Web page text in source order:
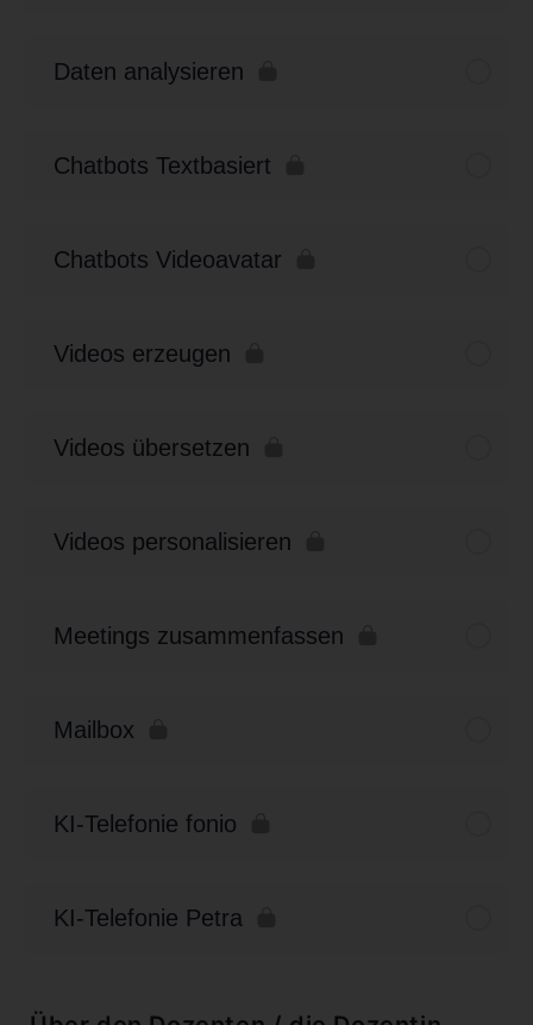
Daten analysieren
Chatbots Textbasiert
Chatbots Videoavatar
Videos erzeugen
Videos übersetzen
Videos personalisieren
Meetings zusammenfassen
Mailbox
KI-Telefonie fonio
KI-Telefonie Petra